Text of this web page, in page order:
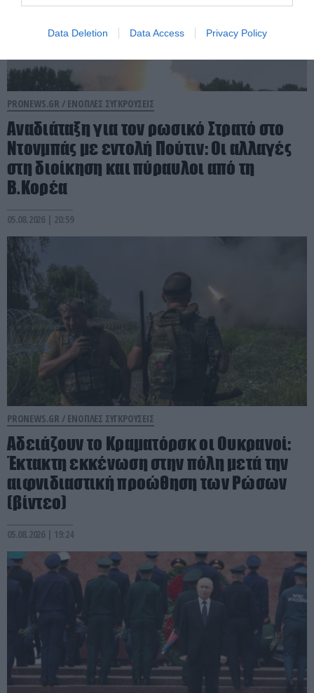
Data Deletion Data Access Privacy Policy
PRONEWS.GR / ΕΝΟΠΛΕΣ ΣΥΓΚΡΟΥΣΕΙΣ
Αναδιάταξη για τον ρωσικό Στρατό στο
Ντονμπάς με εντολή Πούτιν: Οι αλλαγές
στη διοίκηση και πύραυλοι από τη
Β.Κορέα
05.08.2026 | 20:59
PRONEWS.GR / ΕΝΟΠΛΕΣ ΣΥΓΚΡΟΥΣΕΙΣ
Αδειάζουν το Κραματόρσκ οι Ουκρανοί:
Έκτακτη εκκένωση στην πόλη μετά την
αιφνιδιαστική προώθηση των Ρώσων
(βίντεο)
05.08.2026 | 19:24